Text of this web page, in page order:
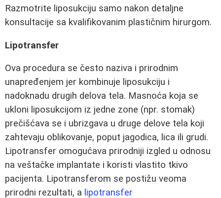
Razmotrite liposukciju samo nakon detaljne
konsultacije sa kvalifikovanim plastičnim hirurgom.
Lipotransfer
Ova procedura se često naziva i prirodnim
unapređenjem jer kombinuje liposukciju i
nadoknadu drugih delova tela. Masnoća koja se
ukloni liposukcijom iz jedne zone (npr. stomak)
prečišćava se i ubrizgava u druge delove tela koji
zahtevaju oblikovanje, poput jagodica, lica ili grudi.
Lipotransfer omogućava prirodniji izgled u odnosu
na veštačke implantate i koristi vlastito tkivo
pacijenta. Lipotransferom se postižu veoma
prirodni rezultati, a lipotransfer